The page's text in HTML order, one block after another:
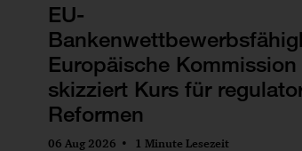
EU-
Europäische Kommission
skizziert Kurs für
Reformen
06 Aug 2026 1 Minute Lesezeit